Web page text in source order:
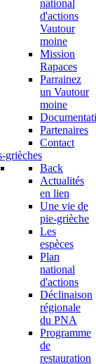
national
d'actions
Vautour
moine
Mission
Rapaces
Parrainez
un Vautour
moine
Partenaires
Contact
grièches
Back
Actualités
en lien
Une vie de
pie-grièche
Les
espèces
Plan
national
d'actions
Déclinaison
régionale
du PNA
Programme
de
restauration